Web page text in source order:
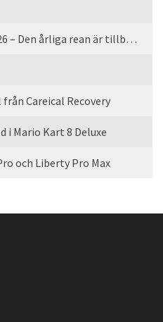
Games Made in Sweden 2026 – Den årliga rean är tillbaka
Careical Recovery
i Mario Kart 8 Deluxe
och Liberty Pro Max